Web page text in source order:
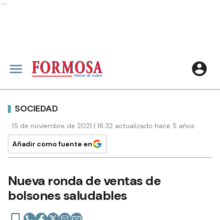
Ads
SOCIEDAD
15 de noviembre de 2021 | 18:32 actualizado hace 5 años
Añadir como fuente en
Nueva ronda de ventas de
bolsones saludables